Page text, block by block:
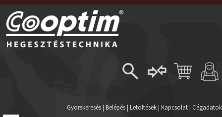
Regisztráció
Gyorskeresés| Belépés | Letöltések | Kapcsolat | Cégadatok